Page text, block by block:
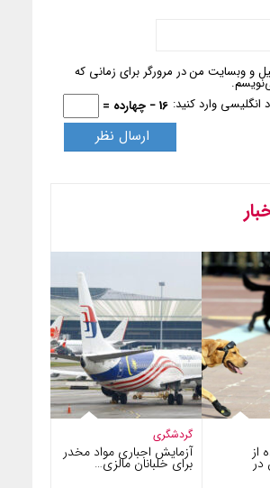
و وبسایت من در مرورگر برای زمانی که
انگلیسی وارد کنید: 16 − چهارده =
گردشگری
آزمایش اجباری مواد مخدر
برای خلبانان مالزی…
از